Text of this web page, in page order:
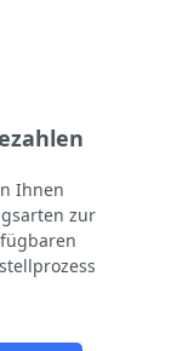
Ihnen
zur